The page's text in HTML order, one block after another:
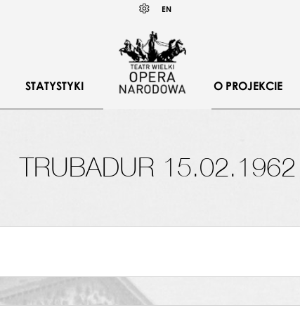
język
EN
STATYSTYKI O PROJEKCIE
TRUBADUR 15.02.1962